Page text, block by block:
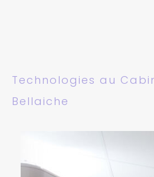
Technologies au
Bellaiche